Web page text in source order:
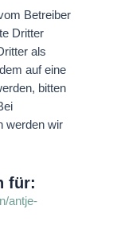
Betreiber
Dritter
als
auf eine
bitten
werden wir
für:
antje-